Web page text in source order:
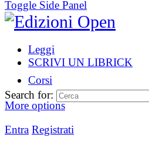
Toggle Side Panel
Leggi
SCRIVI UN LIBRICK
Corsi
More options
Entra Registrati
Search for: